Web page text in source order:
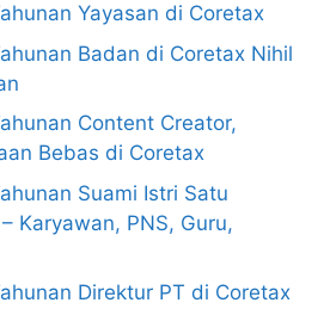
Yayasan di Coretax
Badan di Coretax Nihil
Content Creator,
Bebas di Coretax
Suami Istri Satu
Karyawan, PNS, Guru,
Direktur PT di Coretax